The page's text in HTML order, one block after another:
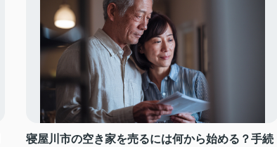
寝屋川市の空き家を売るには何から始める？手続